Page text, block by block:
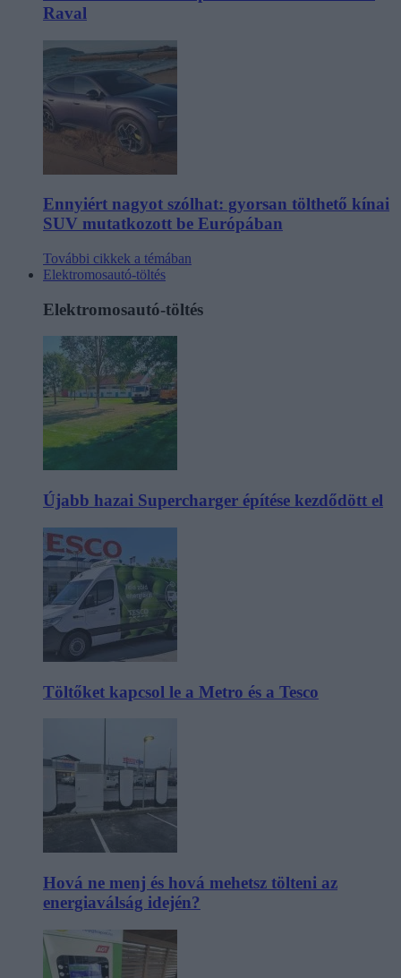
Raval
Ennyiért nagyot szólhat: gyorsan tölthető kínai
SUV mutatkozott be Európában
További cikkek a témában
Elektromosautó-töltés
Elektromosautó-töltés
Újabb hazai Supercharger építése kezdődött el
Töltőket kapcsol le a Metro és a Tesco
Hová ne menj és hová mehetsz tölteni az
energiaválság idején?